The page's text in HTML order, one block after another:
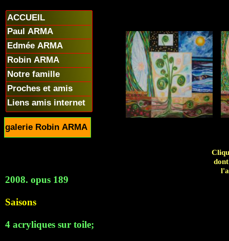
2008. opus 189
Saisons
4 acryliques sur toile;
ACCUEIL
Paul ARMA
Edmée ARMA
Robin ARMA
Notre famille
Proches et amis
Liens amis internet
galerie Robin ARMA